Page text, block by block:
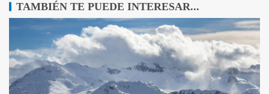
TAMBIÉN TE PUEDE INTERESAR...